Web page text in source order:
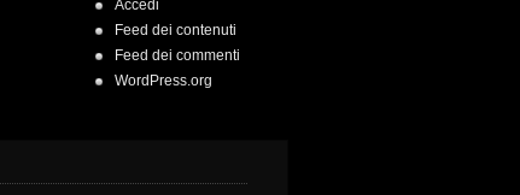
Accedi
Feed dei contenuti
Feed dei commenti
WordPress.org